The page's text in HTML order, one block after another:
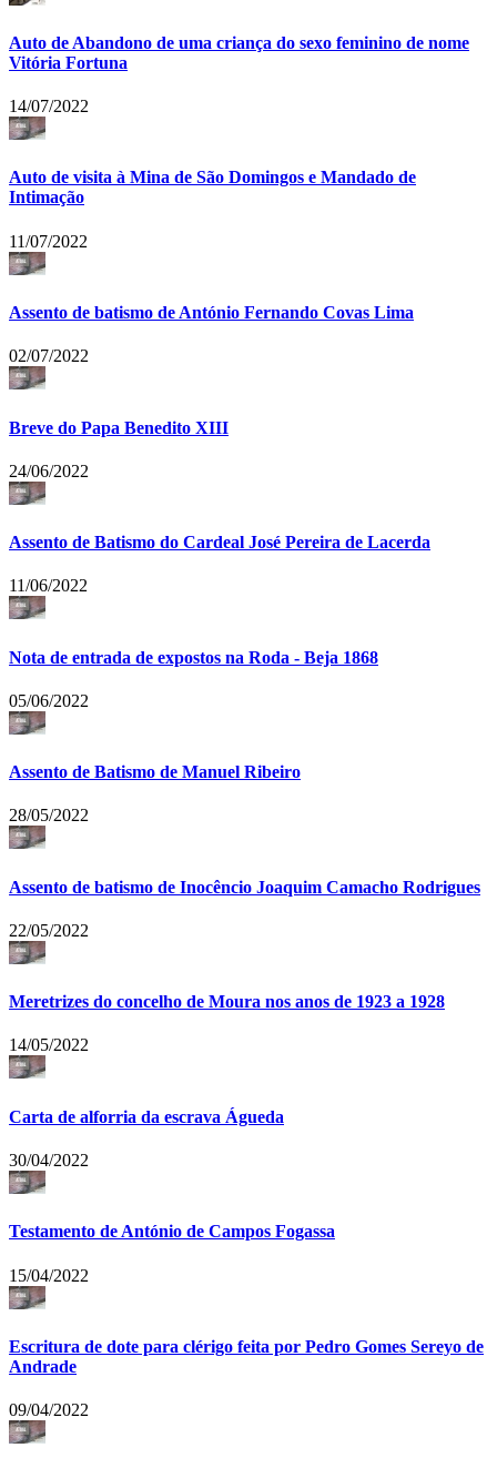
Auto de Abandono de uma criança do sexo feminino de nome
Vitória Fortuna
14/07/2022
Auto de visita à Mina de São Domingos e Mandado de
Intimação
11/07/2022
Assento de batismo de António Fernando Covas Lima
02/07/2022
Breve do Papa Benedito XIII
24/06/2022
Assento de Batismo do Cardeal José Pereira de Lacerda
11/06/2022
Nota de entrada de expostos na Roda - Beja 1868
05/06/2022
Assento de Batismo de Manuel Ribeiro
28/05/2022
Assento de batismo de Inocêncio Joaquim Camacho Rodrigues
22/05/2022
Meretrizes do concelho de Moura nos anos de 1923 a 1928
14/05/2022
Carta de alforria da escrava Águeda
30/04/2022
Testamento de António de Campos Fogassa
15/04/2022
Escritura de dote para clérigo feita por Pedro Gomes Sereyo de
Andrade
09/04/2022